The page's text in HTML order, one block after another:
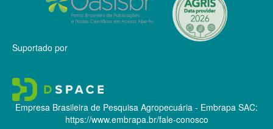
Suportado por
Empresa Brasileira de Pesquisa Agropecuária - Embrapa SAC:
https://www.embrapa.br/fale-conosco